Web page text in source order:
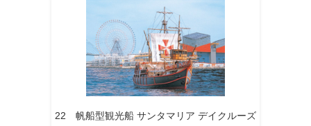
22 帆船型観光船 サンタマリア デイクルーズ